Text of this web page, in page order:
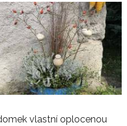
vlastní oplocenou